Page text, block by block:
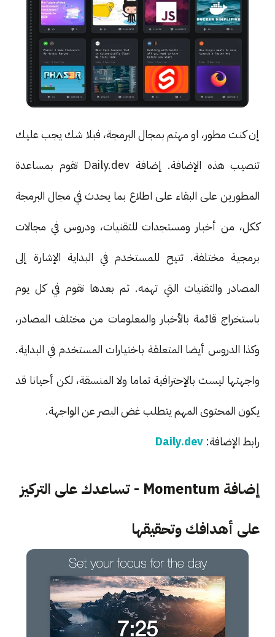
إن كنت مطور، او مهتم بمجال البرمجة، فبلا شك يجب عليك
تنصيب هذه الإضافة. إضافة Daily.dev تقوم بمساعدة
المطورين على البقاء على اطلاع بما يحدث في مجال البرمجة
ككل، من أخبار ومستجدات للتقنيات، ودروس في مجالات
برمجية مختلفة. تتيح للمستخدم في البداية الإشارة إلى
المصادر والتقنيات التي تهمه. ثم بعدها تقوم في كل يوم
باستخراج قائمة بالأخبار والمعلومات من مختلف المصادر،
وكذا الدروس أيضا المتعلقة باختيارات المستخدم في البداية.
واجهتها ليست بالإحترافية تماما ولا المنسقة، لكن أحيانا قد
يكون المحتوى المهم يتطلب غض البصر عن الواجهة.
رابط الإضافة: Daily.dev
إضافة Momentum - تساعدك على التركيز
على أهدافك وتحقيقها